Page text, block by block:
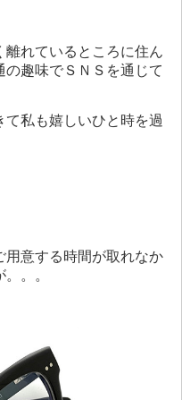
れているところに住ん
趣味でＳＮＳを通じて
私も嬉しいひと時を過
用意する時間が取れなか
。。